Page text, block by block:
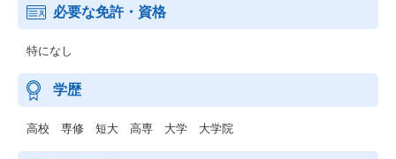
必要な免許・資格
特になし
学歴
高校 専修 短大 高専 大学 大学院